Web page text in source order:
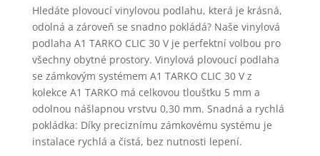
Hledáte plovoucí vinylovou podlahu, která je krásná,
odolná a zároveň se snadno pokládá? Naše vinylová
podlaha A1 TARKO CLIC 30 V je perfektní volbou pro
všechny obytné prostory. Vinylová plovoucí podlaha
se zámkovým systémem A1 TARKO CLIC 30 V z
kolekce A1 TARKO má celkovou tloušťku 5 mm a
odolnou nášlapnou vrstvu 0,30 mm. Snadná a rychlá
pokládka: Díky preciznímu zámkovému systému je
instalace rychlá a čistá, bez nutnosti lepení.